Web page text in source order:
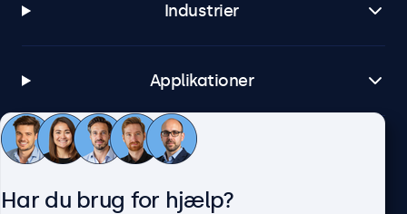
Industrier
Applikationer
Kundeservice
Har du brug for hjælp?